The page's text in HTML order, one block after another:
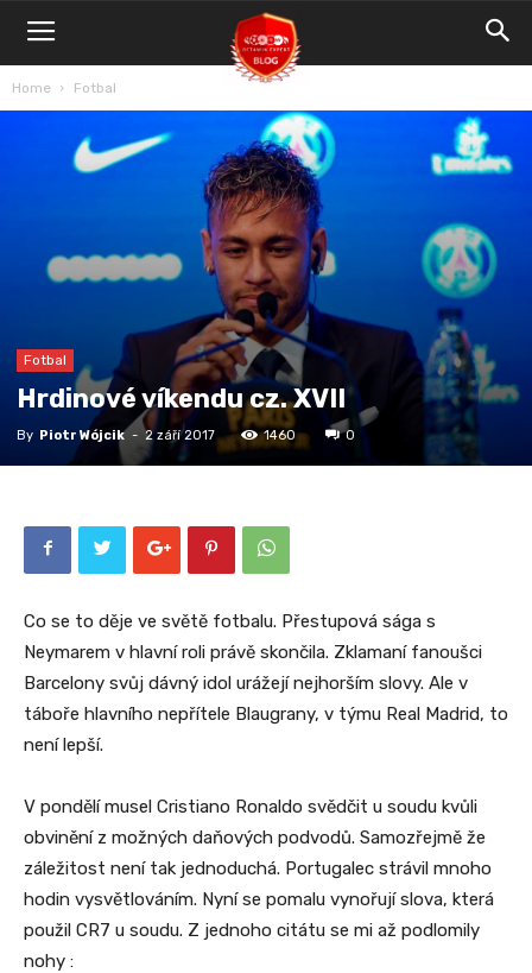
Blog
Home Fotbal
Fotbal
Hrdinové víkendu cz. XVII
By Piotr Wójcik - 2 září 2017 1460 0
Co se to děje ve světě fotbalu. Přestupová sága s
Neymarem v hlavní roli právě skončila. Zklamaní fanoušci
Barcelony svůj dávný idol urážejí nejhorším slovy. Ale v
táboře hlavního nepřítele Blaugrany, v týmu Real Madrid, to
není lepší.
V pondělí musel Cristiano Ronaldo svědčit u soudu kvůli
obvinění z možných daňových podvodů. Samozřejmě že
záležitost není tak jednoduchá. Portugalec strávil mnoho
hodin vysvětlováním. Nyní se pomalu vynořují slova, která
použil CR7 u soudu. Z jednoho citátu se mi až podlomily
nohy :